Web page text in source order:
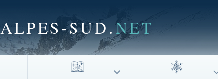
ALPES-SUD.NET